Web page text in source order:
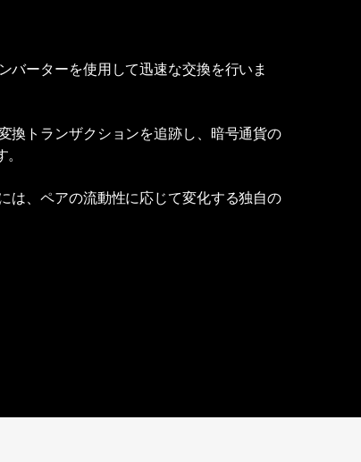
バーターを使用して迅速な交換を行いま
換トランザクションを追跡し、暗号通貨の
は、ペアの流動性に応じて変化する独自の